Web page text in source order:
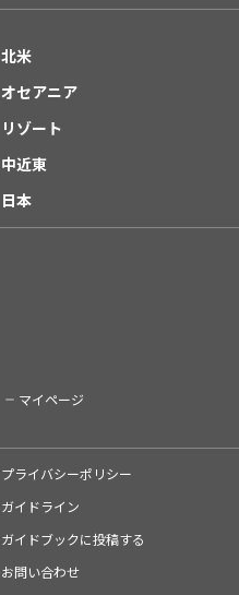
北米
オセアニア
リゾート
中近東
日本
マイページ
プライバシーポリシー
ガイドライン
ガイドブックに投稿する
お問い合わせ